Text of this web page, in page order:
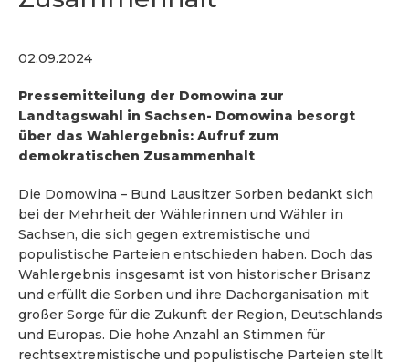
02.09.2024
Pressemitteilung der Domowina zur
Landtagswahl in Sachsen- Domowina besorgt
über das Wahlergebnis: Aufruf zum
demokratischen Zusammenhalt
Die Domowina – Bund Lausitzer Sorben bedankt sich
bei der Mehrheit der Wählerinnen und Wähler in
Sachsen, die sich gegen extremistische und
populistische Parteien entschieden haben. Doch das
Wahlergebnis insgesamt ist von historischer Brisanz
und erfüllt die Sorben und ihre Dachorganisation mit
großer Sorge für die Zukunft der Region, Deutschlands
und Europas. Die hohe Anzahl an Stimmen für
rechtsextremistische und populistische Parteien stellt